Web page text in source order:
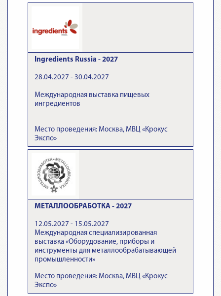
Ingredients Russia - 2027
28.04.2027 - 30.04.2027
Международная выставка пищевых
ингредиентов
Место проведения: Москва, МВЦ «Крокус
Экспо»
МЕТАЛЛООБРАБОТКА - 2027
12.05.2027 - 15.05.2027
Международная специализированная
выставка «Оборудование, приборы и
инструменты для металлообрабатывающей
промышленности»
Место проведения: Москва, МВЦ «Крокус
Экспо»